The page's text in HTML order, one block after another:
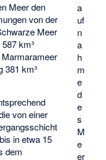
a
uf
n
a
h
m
e
d
e
s
M
e
er
Meer den
von der
Meer
km³
381 km³
von einer
in etwa 15
dem